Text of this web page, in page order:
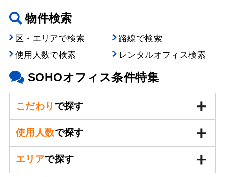
物件検索
区・エリアで検索
路線で検索
使用人数で検索
レンタルオフィス検索
SOHOオフィス条件特集
こだわり で探す
使用人数で探す
エリアで探す